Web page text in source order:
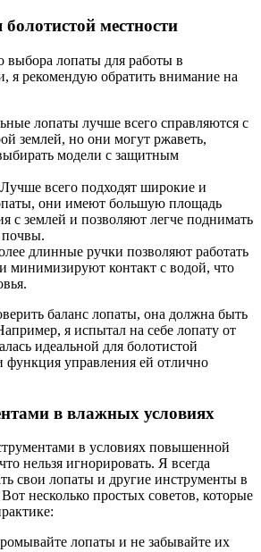
местности
выбора лопаты для работы в
я рекомендую обратить внимание на
лопаты лучше всего справляются с
землей, но они могут ржаветь,
модели с защитным
всего подходят широкие и
они имеют большую площадь
с землей и позволяют легче поднимать
длинные ручки позволяют работать
минимизируют контакт с водой, что
баланс лопаты, она должна быть
я испытал на себе лопату от
идеальной для болотистой
функция управления ей отлично
в влажных условиях
в условиях повышенной
нельзя игнорировать. Я всегда
свои лопаты и другие инструменты в
несколько простых советов, которые
лопаты и не забывайте их